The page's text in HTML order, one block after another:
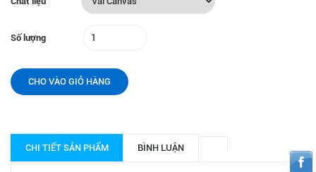
Số lượng
CHO VÀO GIỎ HÀNG
CHI TIẾT SẢN PHẨM BÌNH LUẬN